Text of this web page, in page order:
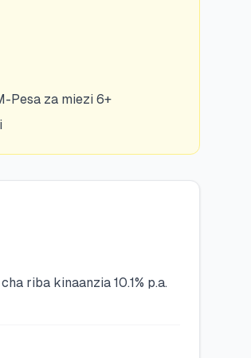
Pesa za miezi 6+
riba kinaanzia 10.1% p.a.